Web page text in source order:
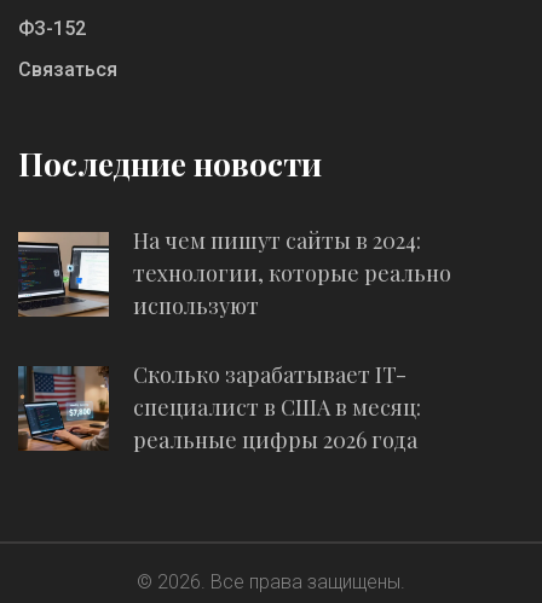
ФЗ-152
Связаться
Последние новости
На чем пишут сайты в 2024:
технологии, которые реально
используют
Сколько зарабатывает IT-
специалист в США в месяц:
реальные цифры 2026 года
© 2026. Все права защищены.